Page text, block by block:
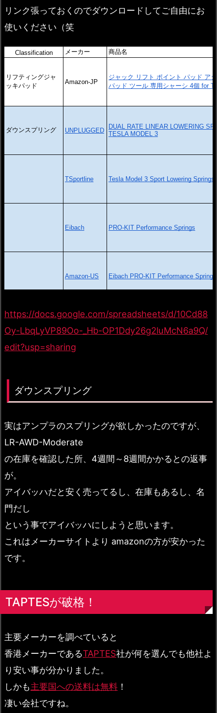
リンク張っておくのでダウンロードしてご自由にお
使いください（笑
https://docs.google.com/spreadsheets/d/10Cd88
Oy-LbqLyVP89Oo-_Hb-OP1Ddy26g2luMcN6a9Q/
edit?usp=sharing
ダウンスプリング
実はアンプラのスプリングが欲しかったのですが、
LR-AWD-Moderate
の在庫を確認した所、4週間～8週間かかるとの返事
が。
アイバッハだと安く売ってるし、在庫もあるし、名
門だし
という事でアイバッハにしようと思います。
これはメーカーサイトより amazonの方が安かった
です。
TAPTESが破格！
主要メーカーを調べていると
香港メーカーであるTAPTES社が何を選んでも他社よ
り安い事が分かりました。
しかも主要国への送料は無料 ！
凄い会社ですね。